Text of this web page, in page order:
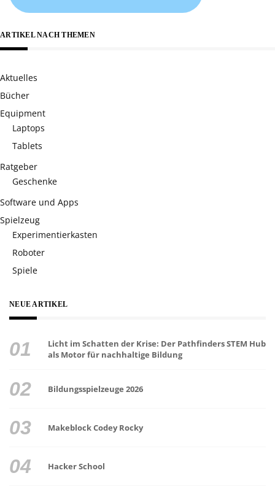
ARTIKEL NACH THEMEN
Aktuelles
Bücher
Equipment
Laptops
Tablets
Ratgeber
Geschenke
Software und Apps
Spielzeug
Experimentierkasten
Roboter
Spiele
NEUE ARTIKEL
Licht im Schatten der Krise: Der Pathfinders STEM Hub
als Motor für nachhaltige Bildung
Bildungsspielzeuge 2026
Makeblock Codey Rocky
Hacker School